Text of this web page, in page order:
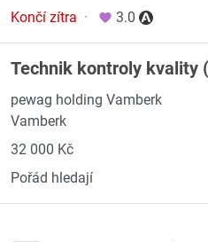
Končí zítra · 3.0
Technik kontroly kvality
pewag holding Vamberk
Vamberk
32 000 Kč
Pořád hledají